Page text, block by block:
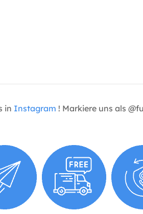
in Instagram ! Markiere uns als